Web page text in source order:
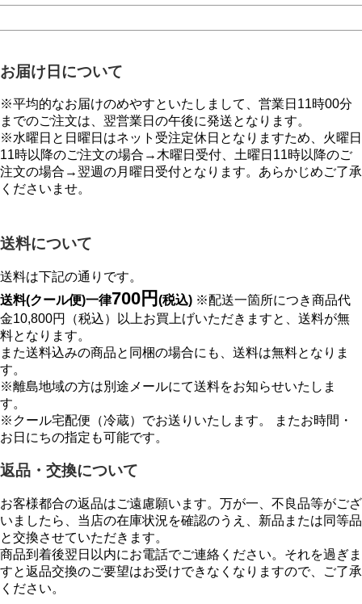
お届け日について
※平均的なお届けのめやすといたしまして、営業日11時00分
までのご注文は、翌営業日の午後に発送となります。
※水曜日と日曜日はネット受注定休日となりますため、火曜日
11時以降のご注文の場合→木曜日受付、土曜日11時以降のご
注文の場合→翌週の月曜日受付となります。あらかじめご了承
くださいませ。
送料について
送料は下記の通りです。
送料(クール便)一律700円 (税込) ※配送一箇所につき商品代
金10,800円（税込）以上お買上げいただきますと、送料が無
料となります。
また送料込みの商品と同梱の場合にも、送料は無料となりま
す。
※離島地域の方は別途メールにて送料をお知らせいたしま
す。
※クール宅配便（冷蔵）でお送りいたします。 またお時間・
お日にちの指定も可能です。
返品・交換について
お客様都合の返品はご遠慮願います。万が一、不良品等がござ
いましたら、当店の在庫状況を確認のうえ、新品または同等品
と交換させていただきます。
商品到着後翌日以内にお電話でご連絡ください。それを過ぎま
すと返品交換のご要望はお受けできなくなりますので、ご了承
ください。